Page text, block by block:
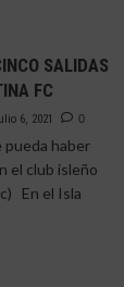
SALIDAS
FC
6, 2021 0
pueda haber
el club isleño
En el Isla